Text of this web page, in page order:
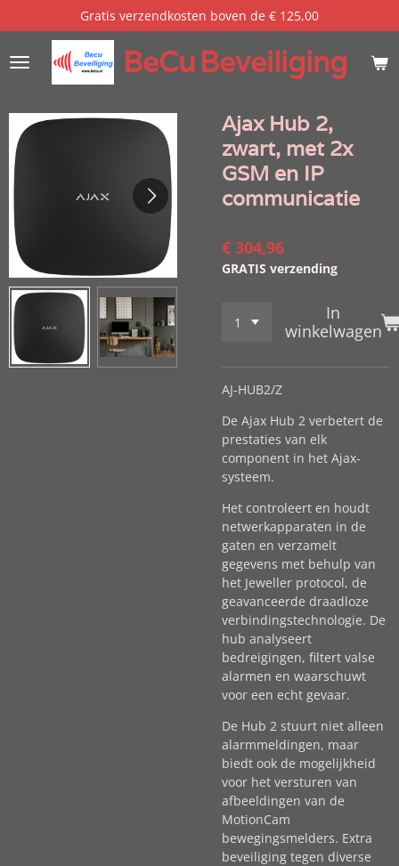
direct
naar
de
BeCuBeveiliging
Gratis verzendkosten boven de € 125,00
Ajax Hub 2,
zwart, met 2x
GSM en IP
communicatie
€ 304,96
GRATIS verzending
In
winkelwagen
AJ-HUB2/Z
De Ajax Hub 2 verbetert de
prestaties van elk
component in het Ajax-
systeem.
Het controleert en houdt
netwerkapparaten in de
gaten en verzamelt
gegevens met behulp van
het Jeweller protocol, de
geavanceerde draadloze
verbindingstechnologie. De
hub analyseert
bedreigingen, filtert valse
alarmen en waarschuwt
voor een echt gevaar.
De Hub 2 stuurt niet alleen
alarmmeldingen, maar
biedt ook de mogelijkheid
voor het versturen van
afbeeldingen van de
MotionCam
bewegingsmelders. Extra
beveiliging tegen diverse